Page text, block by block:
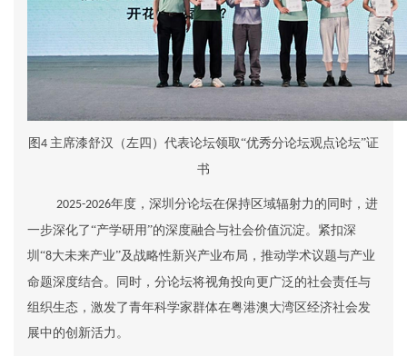
图 4 主席漆舒汉（左四） 代表论坛领取“优秀分论坛观点论坛”证
书
2025-2026年度，深圳分论坛在保持区域辐射力的同时，进
一步深化了“产学研用”的深度融合与社会价值沉淀。紧扣深
圳“8大未来产业”及战略性新兴产业布局， 推动学术议题与产业
命题深度结合。同时，分论坛将视角投向更广泛的社会责任与
组织生态，激发了青年科学家群体在粤港澳大湾区经济社会发
展中的创新活力。